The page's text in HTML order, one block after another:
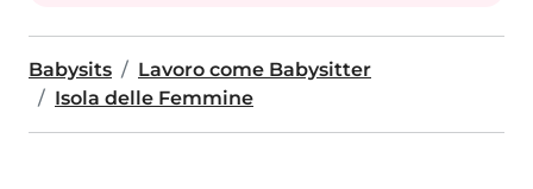
Babysits
Lavoro come Babysitter
Isola delle Femmine